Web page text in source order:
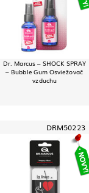
Dr. Marcus – SHOCK SPRAY
– Bubble Gum Osviežovač
vzduchu
DRM50223